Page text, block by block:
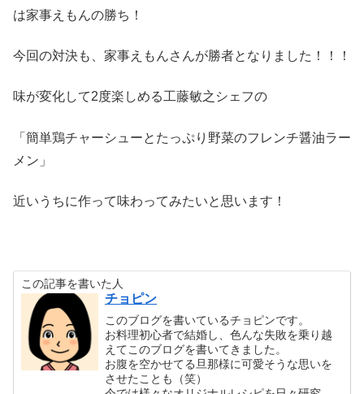
は家事えもんの勝ち！
今回の対決も、家事えもんさんが勝者となりました！！！
味が変化して2度楽しめる工藤敏之シェフの
「簡単鶏チャーシューとたっぷり野菜のフレンチ醤油ラー
メン」
近いうちに作って味わってみたいと思います！
この記事を書いた人
チョピン
このブログを書いているチョピンです。
お料理初心者で結婚し、色んな失敗を乗り越
えてこのブログを書いてきました。
お腹を空かせてる旦那様に可愛そうな思いを
させたことも（笑）